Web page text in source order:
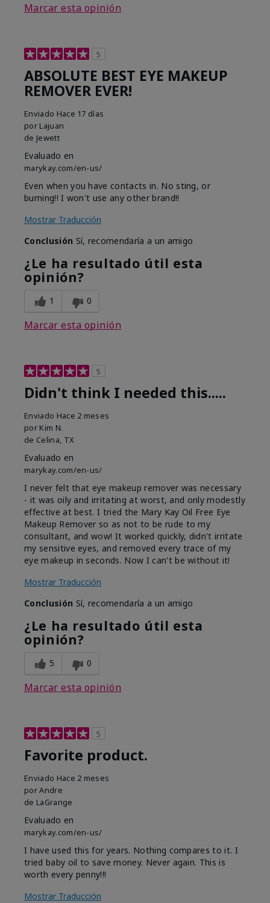
Marcar esta opinión
5
ABSOLUTE BEST EYE MAKEUP
REMOVER EVER!
Enviado Hace 17 días
por Lajuan
de Jewett
Evaluado en
marykay.com/en-us/
Even when you have contacts in. No sting, or
burning!! I won't use any other brand!!
Mostrar Traducción
Conclusión Sí, recomendaría a un amigo
¿Le ha resultado útil esta
opinión?
1 0
Marcar esta opinión
5
Didn't think I needed this.....
Enviado Hace 2 meses
por Kim N.
de Celina, TX
Evaluado en
marykay.com/en-us/
I never felt that eye makeup remover was necessary
- it was oily and irritating at worst, and only modestly
effective at best. I tried the Mary Kay Oil Free Eye
Makeup Remover so as not to be rude to my
consultant, and wow! It worked quickly, didn't irritate
my sensitive eyes, and removed every trace of my
eye makeup in seconds. Now I can't be without it!
Mostrar Traducción
Conclusión Sí, recomendaría a un amigo
¿Le ha resultado útil esta
opinión?
5 0
Marcar esta opinión
5
Favorite product.
Enviado Hace 2 meses
porAndre
de LaGrange
Evaluado en
marykay.com/en-us/
I have used this for years. Nothing compares to it. I
tried baby oil to save money. Never again. This is
worth every penny!!!
Mostrar Traducción